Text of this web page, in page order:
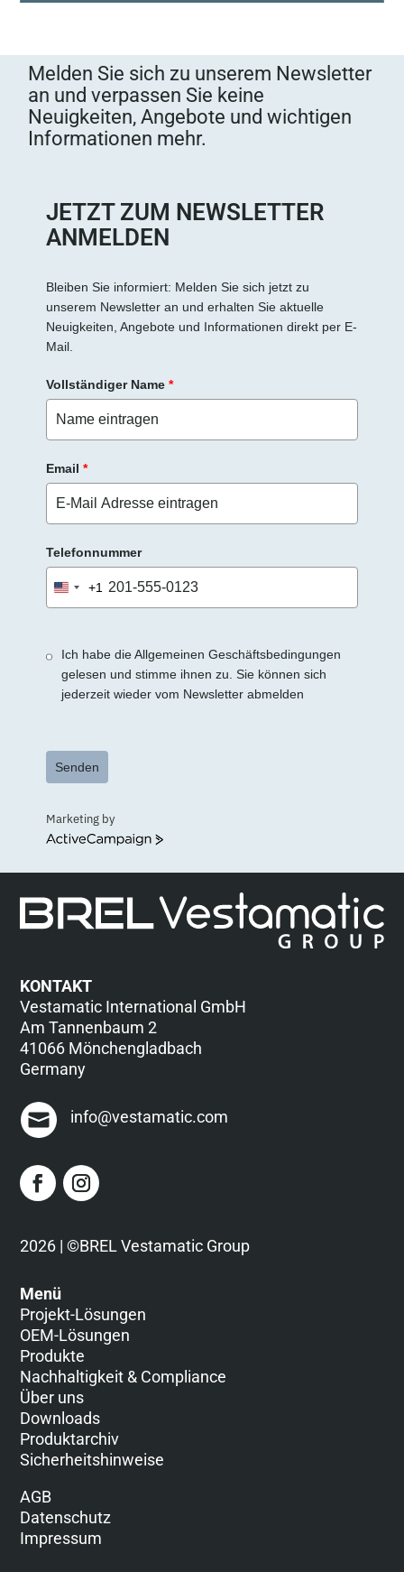
Melden Sie sich zu unserem Newsletter
an und verpassen Sie keine
Neuigkeiten, Angebote und wichtigen
Informationen mehr.
JETZT ZUM NEWSLETTER
ANMELDEN
Bleiben Sie informiert: Melden Sie sich jetzt zu
unserem Newsletter an und erhalten Sie aktuelle
Neuigkeiten, Angebote und Informationen direkt per E-
Mail.
Vollständiger Name *
Email *
Telefonnummer
United
States
+1
Ich habe die Allgemeinen Geschäftsbedingungen
gelesen und stimme ihnen zu. Sie können sich
jederzeit wieder vom Newsletter abmelden
Senden
Marketing by
ActiveCampaign
KONTAKT
Vestamatic International GmbH
Am Tannenbaum 2
41066 Mönchengladbach
Germany
info@vestamatic.com
2026 | ©BREL Vestamatic Group
Menü
Projekt-Lösungen
OEM-Lösungen
Produkte
Nachhaltigkeit & Compliance
Über uns
Downloads
Produktarchiv
Sicherheitshinweise
AGB
Datenschutz
Impressum